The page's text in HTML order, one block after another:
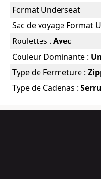
Format Underseat
Sac de voyage Format
Roulettes : Avec
Couleur Dominante :
Type de Fermeture :
Type de Cadenas :